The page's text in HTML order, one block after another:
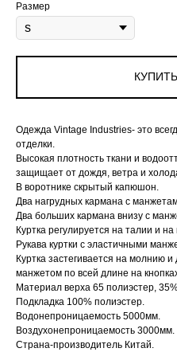
Размер
КУПИТЬ
Одежда Vintage Industries- это
отделки.
Высокая плотность ткани и
защищает от дождя, ветра и
В воротнике скрытый капюшон.
Два нагрудных кармана с
Два больших кармана внизу с
Куртка регулируется на талии и
Рукава куртки с эластичными
Куртка застегивается на молнию
манжетом по всей длине на
Материал верха 65 полиэстер,
Подкладка 100% полиэстер.
Водонепроницаемость 5000мм.
Воздухонепроницаемость 3000мм.
Страна-производитель Китай.